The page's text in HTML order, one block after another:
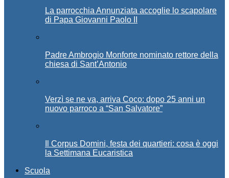
La parrocchia Annunziata accoglie lo scapolare
di Papa Giovanni Paolo II
Padre Ambrogio Monforte nominato rettore della
chiesa di Sant’Antonio
Verzì se ne va, arriva Coco: dopo 25 anni un
nuovo parroco a “San Salvatore”
Il Corpus Domini, festa dei quartieri: cosa è oggi
la Settimana Eucaristica
Scuola